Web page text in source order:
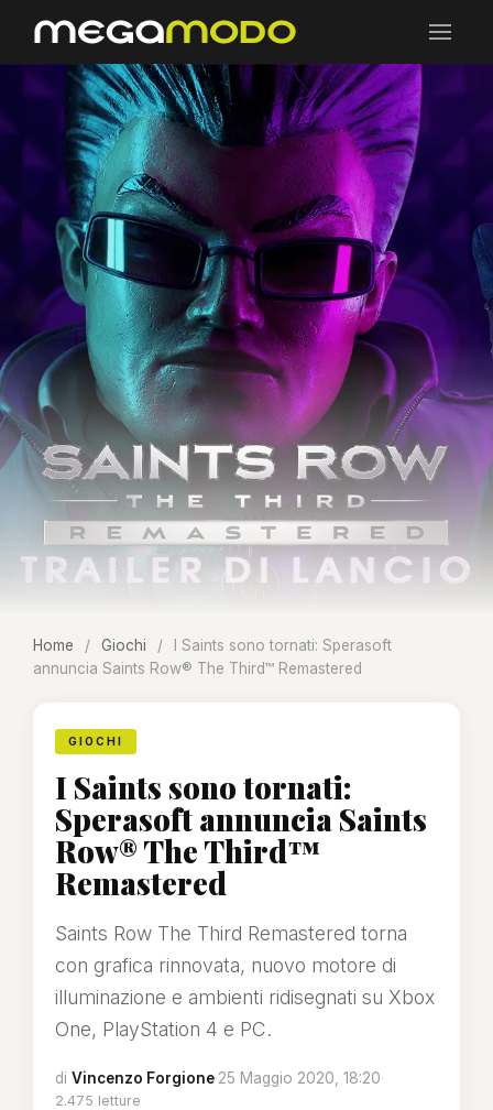
Home / Giochi /
I Saints sono tornati: Sperasoft
annuncia Saints Row® The Third™ Remastered
GIOCHI
I Saints sono tornati:
Sperasoft annuncia Saints
Row® The Third™
Remastered
Saints Row The Third Remastered torna
con grafica rinnovata, nuovo motore di
illuminazione e ambienti ridisegnati su Xbox
One, PlayStation 4 e PC.
di Vincenzo Forgione·25 Maggio 2020, 18:20·
2.475 letture